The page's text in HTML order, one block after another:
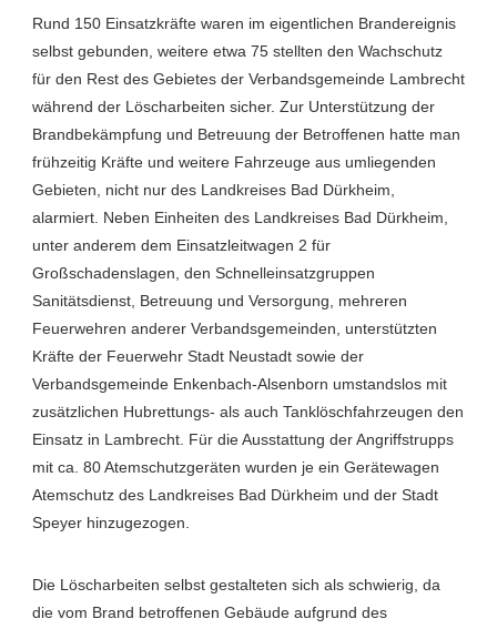
Rund 150 Einsatzkräfte waren im eigentlichen Brandereignis
selbst gebunden, weitere etwa 75 stellten den Wachschutz
für den Rest des Gebietes der Verbandsgemeinde Lambrecht
während der Löscharbeiten sicher. Zur Unterstützung der
Brandbekämpfung und Betreuung der Betroffenen hatte man
frühzeitig Kräfte und weitere Fahrzeuge aus umliegenden
Gebieten, nicht nur des Landkreises Bad Dürkheim,
alarmiert. Neben Einheiten des Landkreises Bad Dürkheim,
unter anderem dem Einsatzleitwagen 2 für
Großschadenslagen, den Schnelleinsatzgruppen
Sanitätsdienst, Betreuung und Versorgung, mehreren
Feuerwehren anderer Verbandsgemeinden, unterstützten
Kräfte der Feuerwehr Stadt Neustadt sowie der
Verbandsgemeinde Enkenbach-Alsenborn umstandslos mit
zusätzlichen Hubrettungs- als auch Tanklöschfahrzeugen den
Einsatz in Lambrecht. Für die Ausstattung der Angriffstrupps
mit ca. 80 Atemschutzgeräten wurden je ein Gerätewagen
Atemschutz des Landkreises Bad Dürkheim und der Stadt
Speyer hinzugezogen.
Die Löscharbeiten selbst gestalteten sich als schwierig, da
die vom Brand betroffenen Gebäude aufgrund des